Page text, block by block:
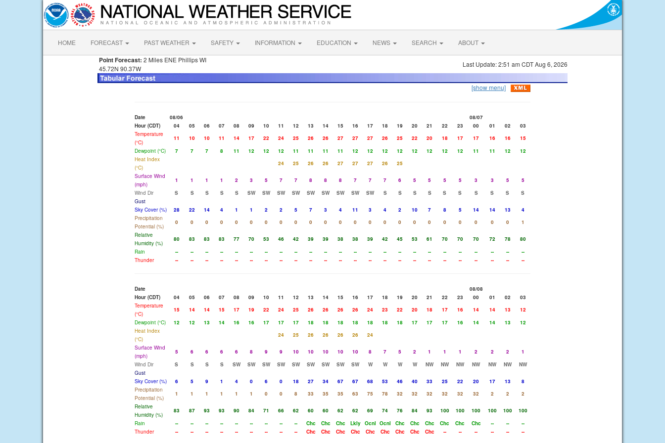
HOME FORECAST PAST WEATHER SAFETY INFORMATION EDUCATION NEWS SEARCH ABOUT
Point Forecast: 2 Miles ENE Phillips WI
45.72N 90.37W
Last Update: 2:51 am CDT Aug 6, 2026
[show menu]
Date 08/06
08/07
Hour (CDT)
04 05 06 07 08 09 10 11 12 13 14 15 16 17 18 19 20 21 22 23 00 01 02
03
Temperature
(°C)
11 10 10 11 14 17 22 24 25 26 26 27 27 27 26 25 22 20 18 17 17 16 16
15
Dewpoint (°C)
7 7 7 8 11 12 12 12 11 11 11 11 12 12 12 12 12 12 12 12 11 11 12
12
Heat Index
(°C)
24 25 26 26 27 27 27 26
25
Surface Wind
(mph)
1 1 1 1 2 3 5 7 7 8 8 8 7 7 7 6 5 5 5 5 3 3 5
5
Wind Dir
S S S S S SW SW SW SW SW SW SW SW SW S S S S S S S S S
S
Gust
Sky Cover (%)
28 22 14 4 1 1 2 2 5 7 3 4 11 3 4 2 10 7 8 5 14 14 13
4
Precipitation
Potential (%)
0 0 0 0 0 0 0 0 0 0 0 0 0 0 0 0 0 0 0 0 0 0 0
1
Relative
Humidity (%)
80 83 83 83 77 70 53 46 42 39 39 38 38 39 42 45 53 61 70 70 70 72 78
80
Rain
-- -- -- -- -- -- -- -- -- -- -- -- -- -- -- -- -- -- -- -- -- -- --
--
Thunder
-- -- -- -- -- -- -- -- -- -- -- -- -- -- -- -- -- -- -- -- -- -- -- --
Date
08/08
Hour (CDT)
04 05 06 07 08 09 10 11 12 13 14 15 16 17 18 19 20 21 22 23 00 01 02
03
Temperature
(°C)
15 14 14 15 17 19 22 24 25 26 26 26 26 24 23 22 20 18 17 16 14 14 13
12
Dewpoint (°C)
12 12 13 14 16 16 17 17 17 18 18 18 18 18 18 18 17 17 17 16 14 14 13
12
Heat Index
(°C)
24 25 26 26 26 26
24
Surface Wind
(mph)
5 6 6 6 6 8 9 9 10 10 10 10 10 8 7 5 2 1 1 1 2 2 2
1
Wind Dir
S S S S SW SW SW SW SW SW SW SW SW W W W W NW NW NW NW NW NW
NW
Gust
Sky Cover (%)
6 5 9 1 4 0 6 0 18 27 34 67 67 68 53 46 40 33 25 22 20 17 13
8
Precipitation
Potential (%)
1 1 1 1 1 1 0 0 8 33 35 35 63 75 78 32 32 32 32 32 32 2 2
2
Relative
Humidity (%)
83 87 93 93 90 84 71 66 62 60 60 62 62 69 74 76 84 93 100 100 100 100 100
100
Rain
-- -- -- -- -- -- -- -- -- Chc Chc Chc Lkly Ocnl Ocnl Chc Chc Chc Chc Chc Chc -- --
--
Thunder
-- -- -- -- -- -- -- -- -- Chc Chc Chc Chc Chc Chc Chc Chc Chc -- -- -- -- -- --